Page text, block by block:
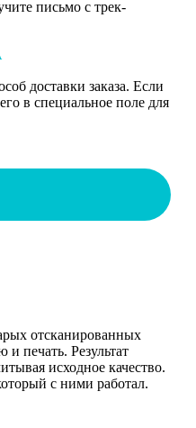
письмо с трек-
доставки заказа. Если
в специальное поле для
отсканированных
и печать. Результат
исходное качество.
с ними работал.